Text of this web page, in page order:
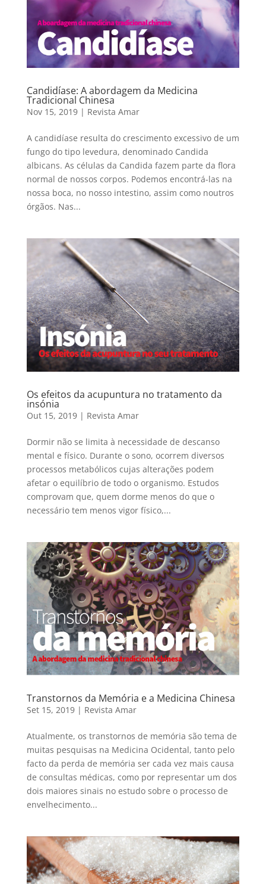
Candidíase: A abordagem da Medicina
Tradicional Chinesa
Nov 15, 2019| Revista Amar
A candidíase resulta do crescimento excessivo de um
fungo do tipo levedura, denominado Candida
albicans. As células da Candida fazem parte da flora
normal de nossos corpos. Podemos encontrá-las na
nossa boca, no nosso intestino, assim como noutros
órgãos. Nas...
Os efeitos da acupuntura no tratamento da
insónia
Out 15, 2019| Revista Amar
Dormir não se limita à necessidade de descanso
mental e físico. Durante o sono, ocorrem diversos
processos metabólicos cujas alterações podem
afetar o equilíbrio de todo o organismo. Estudos
comprovam que, quem dorme menos do que o
necessário tem menos vigor físico,...
Transtornos da Memória e a Medicina Chinesa
Set 15, 2019| Revista Amar
Atualmente, os transtornos de memória são tema de
muitas pesquisas na Medicina Ocidental, tanto pelo
facto da perda de memória ser cada vez mais causa
de consultas médicas, como por representar um dos
dois maiores sinais no estudo sobre o processo de
envelhecimento...